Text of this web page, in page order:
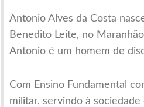
Antonio Alves da Costa
Benedito Leite, no
Antonio é um homem de
Com Ensino Fundamental
militar, servindo à